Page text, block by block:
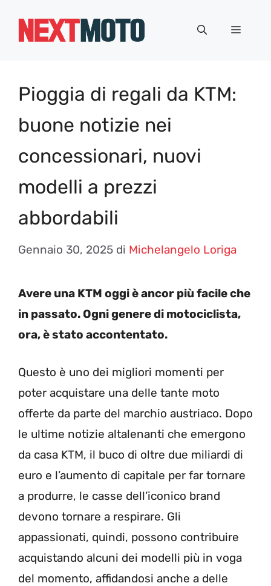
Menu
Pioggia di regali da KTM:
buone notizie nei
concessionari, nuovi
modelli a prezzi
abbordabili
Gennaio 30, 2025 di Michelangelo Loriga
Avere una KTM oggi è ancor più facile che
in passato. Ogni genere di motociclista,
ora, è stato accontentato.
Questo è uno dei migliori momenti per
poter acquistare una delle tante moto
offerte da parte del marchio austriaco. Dopo
le ultime notizie altalenanti che emergono
da casa KTM, il buco di oltre due miliardi di
euro e l’aumento di capitale per far tornare
a produrre, le casse dell’iconico brand
devono tornare a respirare. Gli
appassionati, quindi, possono contribuire
acquistando alcuni dei modelli più in voga
del momento, affidandosi anche a delle